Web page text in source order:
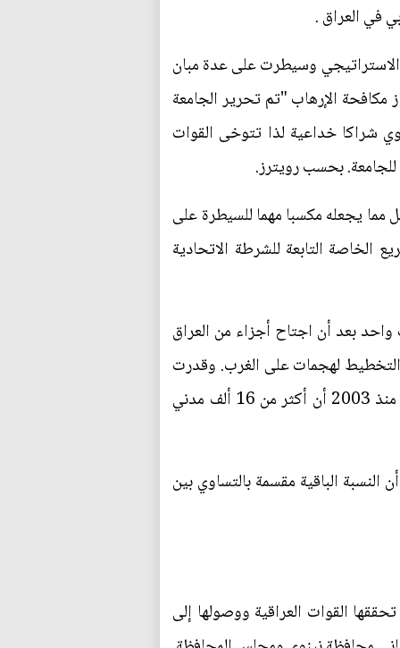
في العراق .
الاستراتيجي وسيطرت على عدة مبان
الإرهاب "تم تحرير الجامعة
شراكا خداعية لذا تتوخى القوات
بحسب رويترز.
يجعله مكسبا مهما للسيطرة على
التابعة للشرطة الاتحادية
بعد أن اجتاح أجزاء من العراق
والتخطيط لهجمات على الغرب. وقدرت
جماعة ضحايا حرب العراق التي يديرها أكاديميون ونشطاء سلام وتقوم بإحصاء وفيات العنف في البلاد منذ 2003 أن أكثر من 16 ألف مدني
الباقية مقسمة بالتساوي بين
القوات العراقية ووصولها إلى